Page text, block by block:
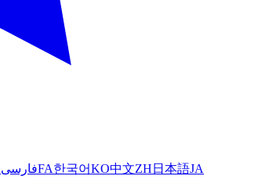
فارسیFA한국어KO中文ZH 日本語JA